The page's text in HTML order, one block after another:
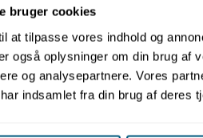
bruger cookies
at tilpasse vores indhold og
også oplysninger om din brug af
og analysepartnere. Vores
indsamlet fra din brug af deres
Aqua